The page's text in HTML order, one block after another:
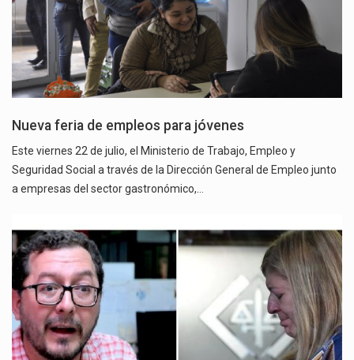
Nueva feria de empleos para jóvenes
Este viernes 22 de julio, el Ministerio de Trabajo, Empleo y
Seguridad Social a través de la Dirección General de Empleo junto
a empresas del sector gastronómico,…